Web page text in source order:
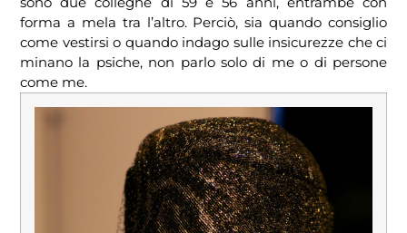
forma a mela tra l’altro. Perciò, sia quando consiglio
come vestirsi o quando indago sulle insicurezze che ci
minano la psiche, non parlo solo di me o di persone
come me.